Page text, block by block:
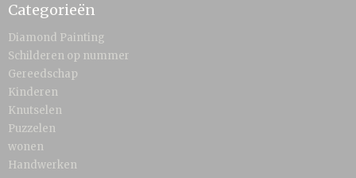
Categorieën
Diamond Painting
Schilderen op nummer
Gereedschap
Kinderen
Knutselen
Puzzelen
wonen
Handwerken